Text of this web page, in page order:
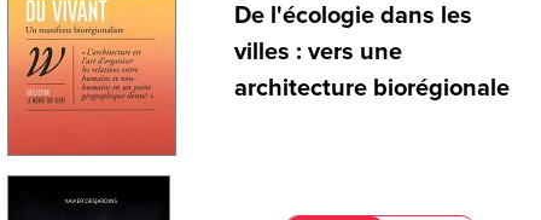
De l'écologie dans les
villes : vers une
architecture biorégionale